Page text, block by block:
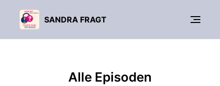
SANDRA FRAGT
Alle Episoden